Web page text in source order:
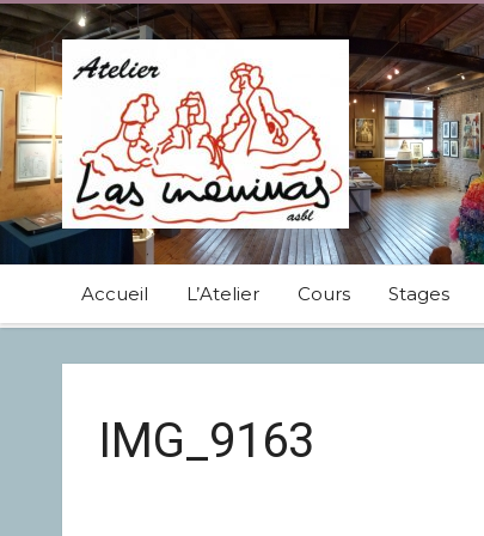
Accueil L’Atelier Cours Stages
IMG_9163